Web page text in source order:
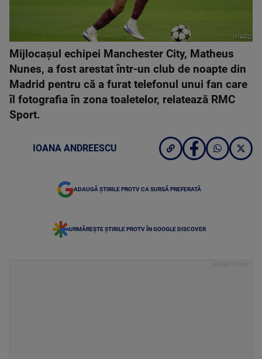
IMAGO
Mijlocaşul echipei Manchester City, Matheus
Nunes, a fost arestat într-un club de noapte din
Madrid pentru că a furat telefonul unui fan care
îl fotografia în zona toaletelor, relatează RMC
Sport.
IOANA ANDREESCU
ADAUGĂ ȘTIRILE PROTV CA SURSĂ PREFERATĂ
URMĂREȘTE ȘTIRILE PROTV ÎN GOOGLE DISCOVER